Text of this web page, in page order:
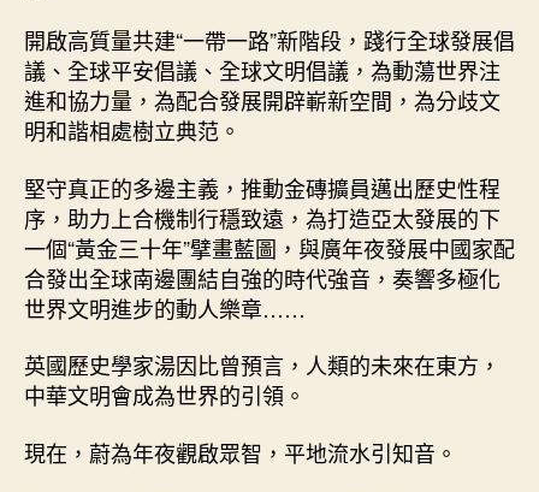
開啟高質量共建“一帶一路”新階段，踐行全球發展倡
議、全球平安倡議、全球文明倡議，為動蕩世界注
進和協力量，為配合發展開辟嶄新空間，為分歧文
明和諧相處樹立典范。
堅守真正的多邊主義，推動金磚擴員邁出歷史性程
序，助力上合機制行穩致遠，為打造亞太發展的下
一個“黃金三十年”擘畫藍圖，與廣年夜發展中國家配
合發出全球南邊團結自強的時代強音，奏響多極化
世界文明進步的動人樂章……
英國歷史學家湯因比曾預言，人類的未來在東方，
中華文明會成為世界的引領。
現在，蔚為年夜觀啟眾智，平地流水引知音。